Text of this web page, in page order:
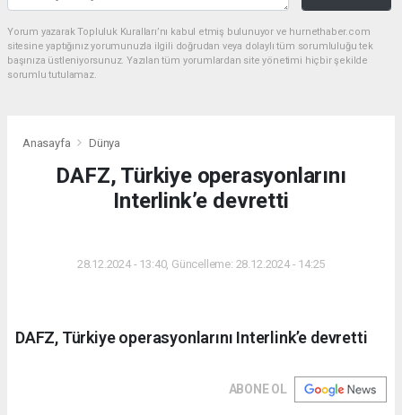
Yorum yazarak Topluluk Kuralları’nı kabul etmiş bulunuyor ve hurnethaber.com
sitesine yaptığınız yorumunuzla ilgili doğrudan veya dolaylı tüm sorumluluğu tek
başınıza üstleniyorsunuz. Yazılan tüm yorumlardan site yönetimi hiçbir şekilde
sorumlu tutulamaz.
Anasayfa Dünya
DAFZ, Türkiye operasyonlarını
Interlink’e devretti
28.12.2024 - 13:40, Güncelleme: 28.12.2024 - 14:25
DAFZ, Türkiye operasyonlarını Interlink’e devretti
ABONE OL